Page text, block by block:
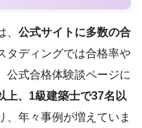
公式サイトに多数の合
タディングでは合格率や
公式合格体験談ページに
上、1級建築士で37名以
、年々事例が増えていま